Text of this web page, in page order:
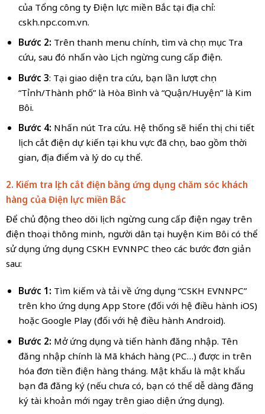
của Tổng công ty Điện lực miền Bắc tại địa chỉ:
cskh.npc.com.vn.
Bước 2: Trên thanh menu chính, tìm và chọn mục Tra
cứu, sau đó nhấn vào Lịch ngừng cung cấp điện.
Bước 3: Tại giao diện tra cứu, bạn lần lượt chọn
“Tỉnh/Thành phố” là Hòa Bình và “Quận/Huyện” là Kim
Bôi.
Bước 4: Nhấn nút Tra cứu. Hệ thống sẽ hiển thị chi tiết
lịch cắt điện dự kiến tại khu vực đã chọn, bao gồm thời
gian, địa điểm và lý do cụ thể.
2. Kiểm tra lịch cắt điện bằng ứng dụng chăm sóc khách
hàng của Điện lực miền Bắc
Để chủ động theo dõi lịch ngừng cung cấp điện ngay trên
điện thoại thông minh, người dân tại huyện Kim Bôi có thể
sử dụng ứng dụng CSKH EVNNPC theo các bước đơn giản
sau:
Bước 1: Tìm kiếm và tải về ứng dụng “CSKH EVNNPC”
trên kho ứng dụng App Store (đối với hệ điều hành iOS)
hoặc Google Play (đối với hệ điều hành Android).
Bước 2: Mở ứng dụng và tiến hành đăng nhập. Tên
đăng nhập chính là Mã khách hàng (PC…) được in trên
hóa đơn tiền điện hàng tháng. Mật khẩu là mật khẩu
bạn đã đăng ký (nếu chưa có, bạn có thể dễ dàng đăng
ký tài khoản mới ngay trên giao diện ứng dụng).